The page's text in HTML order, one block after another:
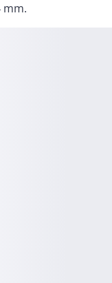
mm.